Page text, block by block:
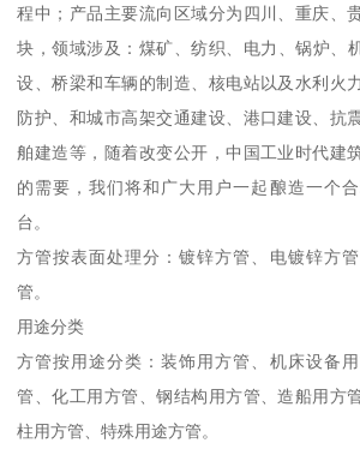
程中；产品主要流向区域分为四川、重庆、
块，领域涉及：煤矿、纺织、电力、锅炉
设、桥梁和车辆的制造、核电站以及水利火
防护、和城市高架交通建设、港口建设、抗
舶建造等，随着改变公开，中国工业时代建
的需要，我们将和广大用户一起酿造一个
台。
方管按表面处理分：镀锌方管、电镀锌方
管。
用途分类
方管按用途分类：装饰用方管、机床设备
管、化工用方管、钢结构用方管、造船用方
柱用方管、特殊用途方管。